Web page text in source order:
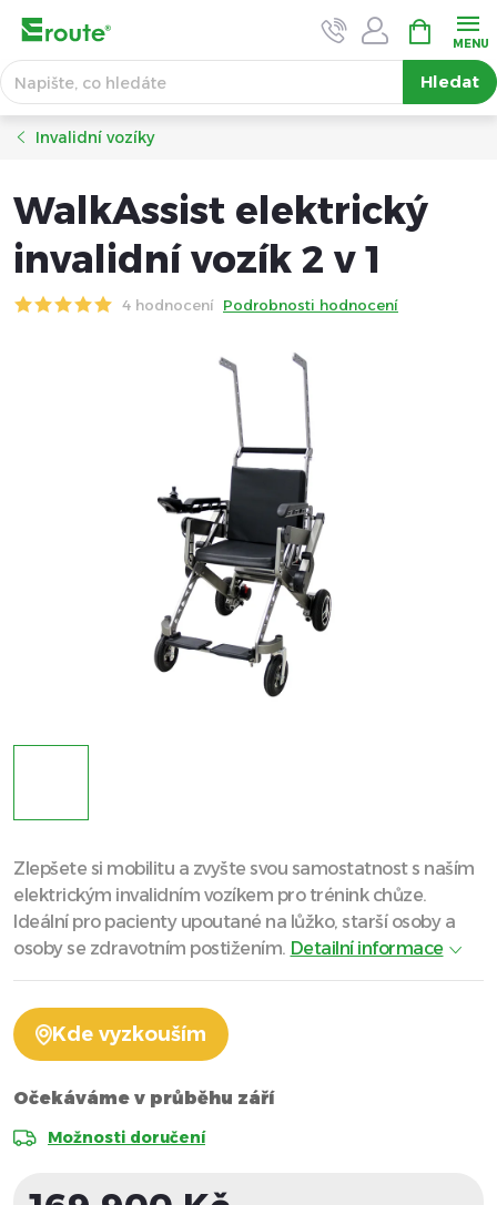
obsah
Hledat
NÁKUPNÍ
KOŠÍK
Invalidní vozíky
WalkAssist elektrický
invalidní vozík 2 v 1
4 hodnocení Podrobnosti hodnocení
Zlepšete si mobilitu a zvyšte svou samostatnost s naším
elektrickým invalidním vozíkem pro trénink chůze.
Ideální pro pacienty upoutané na lůžko, starší osoby a
osoby se zdravotním postižením. Detailní informace
Kde vyzkouším
Očekáváme v průběhu září
Možnosti doručení